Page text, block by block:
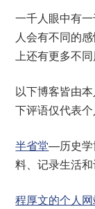
一千人眼中有
人会有不同的
上还有更多不同
以下博客皆由
下评语仅代表个
半省堂—历史学
料、记录生活和
程厚文的个人